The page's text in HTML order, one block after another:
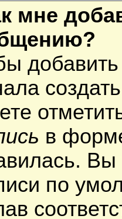
мне
в
Вы
по